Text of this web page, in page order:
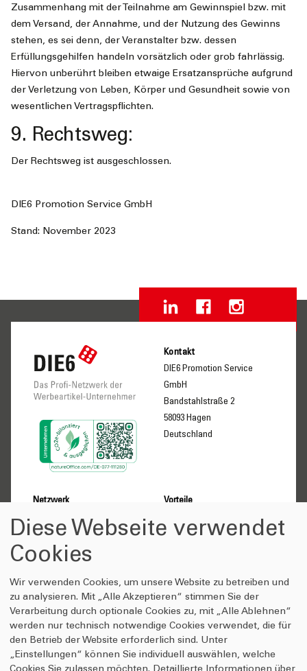
Zusammenhang mit der Teilnahme am Gewinnspiel bzw. mit
dem Versand, der Annahme, und der Nutzung des Gewinns
stehen, es sei denn, der Veranstalter bzw. dessen
Erfüllungsgehilfen handeln vorsätzlich oder grob fahrlässig.
Hiervon unberührt bleiben etwaige Ersatzansprüche aufgrund
der Verletzung von Leben, Körper und Gesundheit sowie von
wesentlichen Vertragspflichten.
9. Rechtsweg:
Der Rechtsweg ist ausgeschlossen.
DIE6 Promotion Service GmbH
Stand: November 2023
Kontakt
DIE6 Promotion Service
GmbH
Bandstahlstraße 2
58093 Hagen
Deutschland
Netzwerk
Gesellschafter
Selbstverständnis
Vorteile
Lieferanten-Partner
Wissenswertes
DIE6 Videomesse
Presse
Veröffentlichungen
Werbemittelstudie
Veredlungstechniken
Anfrage-Shop
Qualitätsversprechen
Verhaltenskodex
Kontakt
Login
Diese Webseite verwendet
Cookies
Wir verwenden Cookies, um unsere Website zu betreiben und
zu analysieren. Mit „Alle Akzeptieren“ stimmen Sie der
Verarbeitung durch optionale Cookies zu, mit „Alle Ablehnen“
werden nur technisch notwendige Cookies verwendet, die für
den Betrieb der Website erforderlich sind. Unter
„Einstellungen“ können Sie individuell auswählen, welche